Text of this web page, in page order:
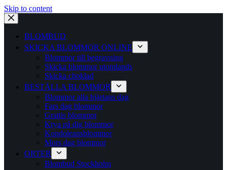
Skip to content
BLOMBUD
SKICKA BLOMMOR ONLINE
Blommor till begravning
Skicka blommor utomlands
Skicka choklad
BESTÄLLA BLOMMOR
Blommor alla hjärtans dag
Fars dag blommor
Grattis blommor
Krya på dig blommor
Kondoleansblommor
Mors dag blommor
ORTER
Blombud Stockholm